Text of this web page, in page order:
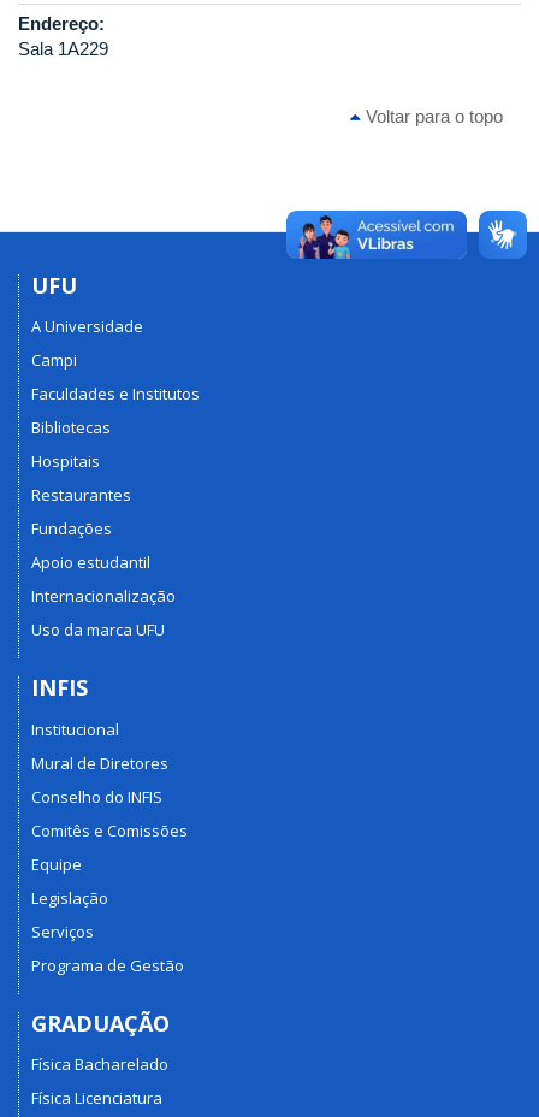
Endereço:
Sala 1A229
Voltar para o topo
UFU
A Universidade
Campi
Faculdades e Institutos
Bibliotecas
Hospitais
Restaurantes
Fundações
Apoio estudantil
Internacionalização
Uso da marca UFU
INFIS
Institucional
Mural de Diretores
Conselho do INFIS
Comitês e Comissões
Equipe
Legislação
Serviços
Programa de Gestão
GRADUAÇÃO
Física Bacharelado
Física Licenciatura